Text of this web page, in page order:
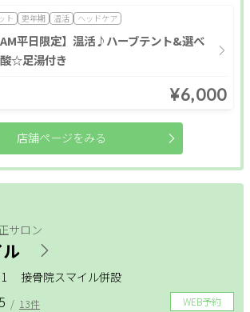
ト 更年期 温活 ヘッドケア
平日限定】温活♪ハーブテント&選べ
☆足湯付き
¥6,000
店舗ページをみる
サロン
WEB予約
/ 13件
1 接骨院スマイル併設